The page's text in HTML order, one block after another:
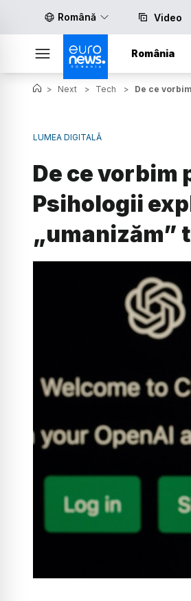
Română Video
România
> Next > Tech > De ce
LUMEA DIGITALĂ
De ce
Psihologii
„umanizăm”